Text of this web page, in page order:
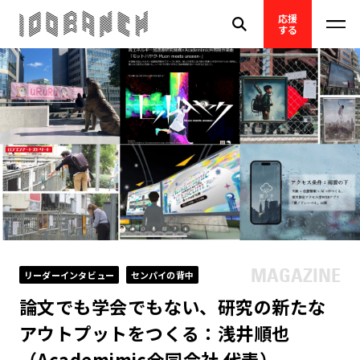
応援
する
リーダーインタビュー センパイの背中
論文でも学会でもない、研究の新たな
アウトプットをつくる：浅井順也